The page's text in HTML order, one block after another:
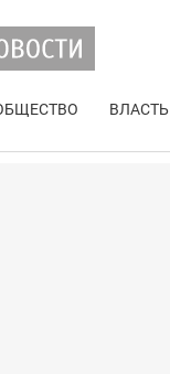
ВЛАСТЬ